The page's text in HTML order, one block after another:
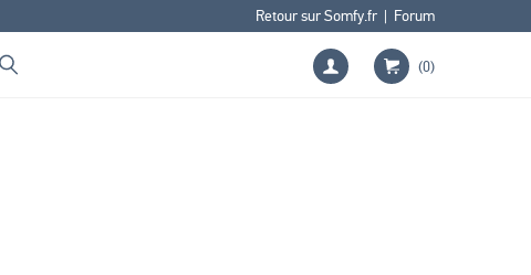
Retour sur Somfy.fr | Forum
(0)